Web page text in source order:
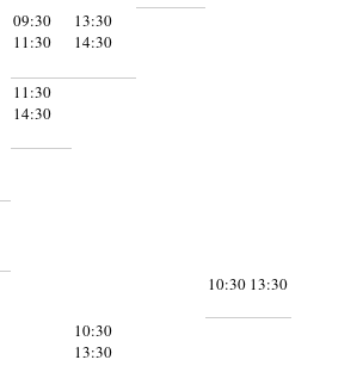
09:30
11:30
13:30
14:30
11:30
14:30
10:30 13:30
10:30
13:30